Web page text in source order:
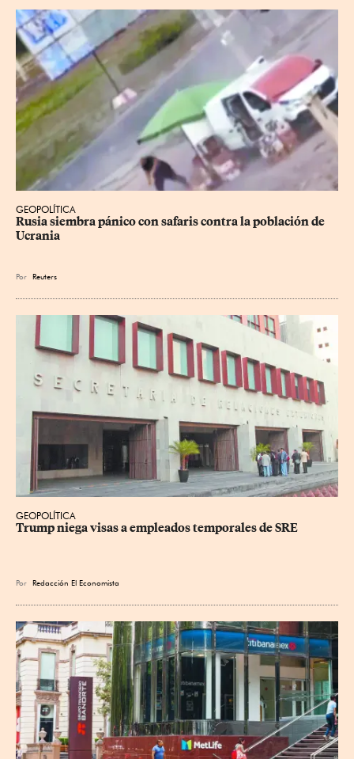
GEOPOLÍTICA
Rusia siembra pánico con safaris contra la población de
Ucrania
Por Reuters
GEOPOLÍTICA
Trump niega visas a empleados temporales de SRE
Por Redacción El Economista